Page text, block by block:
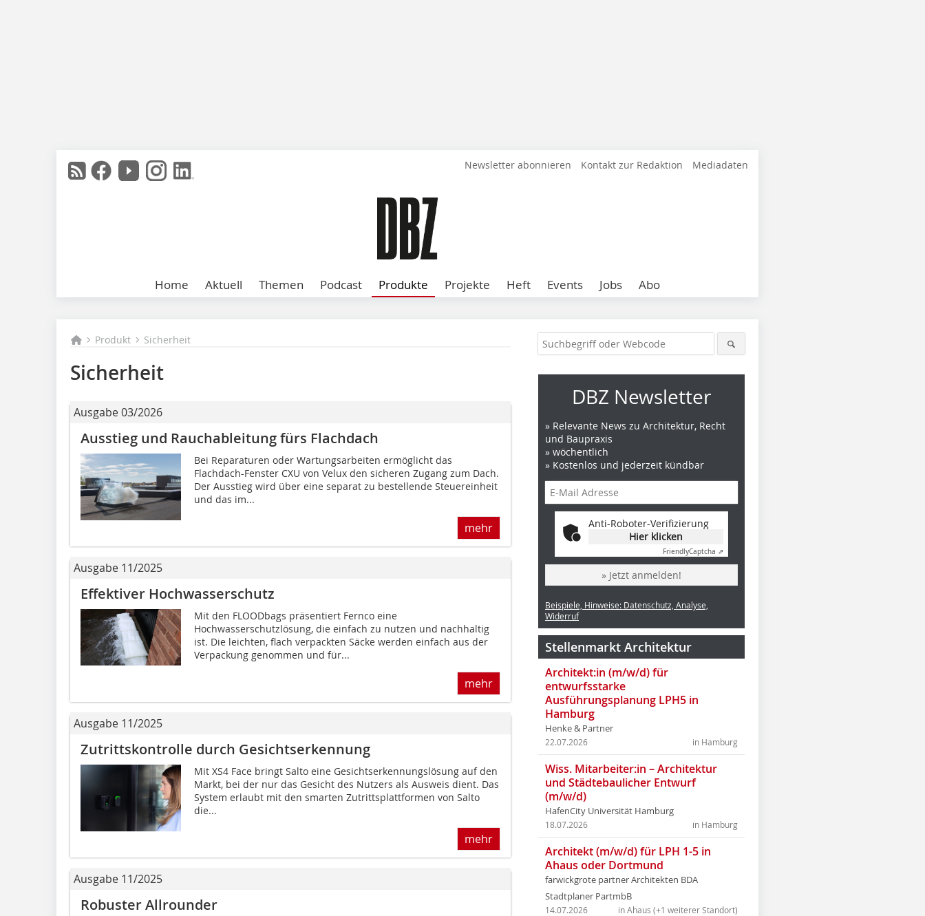
Newsletter abonnieren Kontakt zur Redaktion Mediadaten
Home Aktuell Themen Podcast Produkte Projekte Heft Events Jobs Abo
Produkt Sicherheit
Sicherheit
Ausgabe 03/2026
Ausstieg und Rauchableitung fürs Flachdach
Bei Reparaturen oder Wartungsarbeiten ermöglicht das
Flachdach-Fenster CXU von Velux den sicheren Zugang zum Dach.
Der Ausstieg wird über eine separat zu bestellende Steuereinheit
und das im...
mehr
Ausgabe 11/2025
Effektiver Hochwasserschutz
Mit den FLOODbags präsentiert Fernco eine
Hochwasserschutzlösung, die einfach zu nutzen und nachhaltig
ist. Die leichten, flach verpackten Säcke werden einfach aus der
Verpackung genommen und für...
mehr
Ausgabe 11/2025
Zutrittskontrolle durch Gesichtserkennung
Mit XS4 Face bringt Salto eine Gesichtserkennungslösung auf den
Markt, bei der nur das Gesicht des Nutzers als Ausweis dient. Das
System erlaubt mit den smarten Zutrittsplattformen von Salto
die...
mehr
Ausgabe 11/2025
Robuster Allrounder
DBZ Newsletter
» Relevante News zu Architektur, Recht
und Baupraxis
» wöchentlich
» Kostenlos und jederzeit kündbar
Anti-Roboter-Verifizierung
Hier klicken
FriendlyCaptcha ⇗
» Jetzt anmelden!
Beispiele, Hinweise: Datenschutz, Analyse,
Widerruf
Stellenmarkt Architektur
Architekt:in (m/w/d) für
entwurfsstarke
Ausführungsplanung LPH5 in
Hamburg
Henke & Partner
in Hamburg
22.07.2026
Wiss. Mitarbeiter:in – Architektur
und Städtebaulicher Entwurf
(m/w/d)
HafenCity Universität Hamburg
in Hamburg
18.07.2026
Architekt (m/w/d) für LPH 1-5 in
Ahaus oder Dortmund
farwickgrote partner Architekten BDA
Stadtplaner PartmbB
in Ahaus (+1 weiterer Standort)
14.07.2026